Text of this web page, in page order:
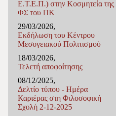
Ε.Τ.Ε.Π.) στην Κοσμητεία της
ΦΣ του ΠΚ
29/03/2026,
Eκδήλωση του Κέντρου
Μεσογειακού Πολιτισμού
18/03/2026,
Τελετή αποφοίτησης
08/12/2025,
Δελτίο τύπου - Ημέρα
Καριέρας στη Φιλοσοφική
Σχολή 2-12-2025